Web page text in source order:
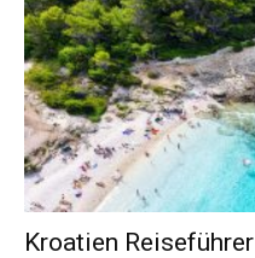
Kroatien Reiseführer